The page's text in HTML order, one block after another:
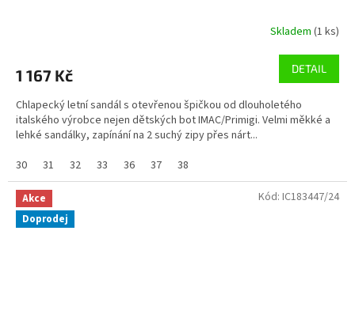
Skladem (1 ks)
1 167 Kč DETAIL
Chlapecký letní sandál s otevřenou špičkou od dlouholetého
italského výrobce nejen dětských bot IMAC/Primigi. Velmi měkké a
lehké sandálky, zapínání na 2 suchý zipy přes nárt...
30
31 32 33 36 37 38
Akce
Doprodej
Kód: IC183447/24